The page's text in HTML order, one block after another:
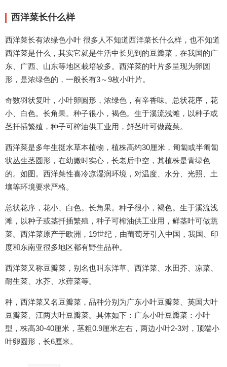
西洋菜长什么样
西洋菜长有浓绿色小叶 很多人不知道西洋菜长什么样，也不知道
西洋菜是什么，其实它就是生活中长见到的豆瓣菜，在我国的广
东、广西、山东等地区栽培较多。西洋菜的叶片多呈现为卵圆
形，是浓绿色的，一般长有3～9枚小叶片。
奇数羽状复叶，小叶卵圆形，浓绿色，有辛香味。总状花序，花
小、白色。长角果。种子很小，褐色。生于溪流浅滩，以种子或
茎扦插繁殖，种子可榨油供工业用，鲜茎叶可做蔬菜。
西洋菜是多年生挺水草本植物，植株高约30厘米，匍匐或半匍匐
状丛生茎圆形，在幼嫩时实心，长老后中空，其植株是青绿色
的。如图。西洋菜性喜冷凉湿润环境，对温度、水分、光照、土
壤等环境要求严格。
总状花序，花小、白色。长角果。种子很小，褐色。生于溪流浅
滩，以种子或茎扦插繁殖，种子可榨油供工业用，鲜茎叶可做蔬
菜。西洋菜原产于欧洲，19世纪，由葡萄牙引入中国，我国、印
度和东南亚很多地区都有野生品种。
西洋菜又称豆瓣菜，别名也叫东洋草、西洋菜、水田芥、凉菜、
耐生菜、水芥、水蔊菜等。
种，西洋菜又名豆瓣菜，品种分别为广东小叶豆瓣菜、英国大叶
豆瓣菜、江两大叶豆瓣菜。具体如下：广东小叶豆瓣菜：小叶
型，株高30-40厘米，茎粗0.9厘米左右，两边小叶2-3对，顶端小
叶卵圆形，长6厘米。